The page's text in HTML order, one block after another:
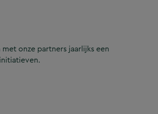
onze partners jaarlijks een